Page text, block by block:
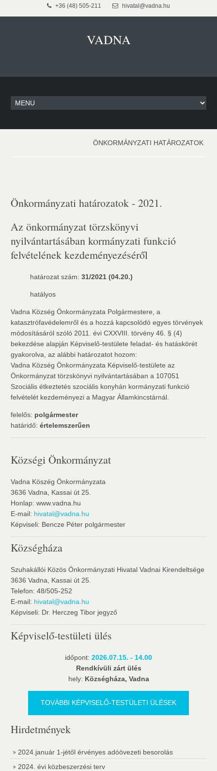
+36 (48) 505-211 hivatal@vadna.hu
VADNA
ÖNKORMÁNYZATI HATÁROZATOK
Önkormányzati határozatok - 2021.
Az önkormányzat törzskönyvi
nyilvántartásában kormányzati funkció
felvételének kezdeményezéséről
határozat szám:31/2021 (04.20.)
hatályos
Vadna Község Önkormányzata Polgármestere, a
katasztrófavédelemről és a hozzá kapcsolódó egyes törvények
módosításáról szóló 2011. évi CXXVIII. törvény 46. § (4)
bekezdése alapján Képviselő-testülete feladat- és hatáskörét
gyakorolva, az alábbi határozatot hozom:
Vadna Község Önkormányzata Képviselő-testülete az
Önkormányzat törzskönyvi nyilvántartásában a 107051
Szociális étkeztetés szociális konyhán kormányzati funkció
felvételét kezdeményezi a Magyar Államkincstárnál.
felelős: polgármester
határidő:értelemszerűen
Községi Önkormányzat
Vadna Köszég Önkormányzata
3636 Vadna, Kassai út 25.
Honlap: www.vadna.hu
E-mail: hivatal@vadna.hu
Képviseli: Bencze Péter polgármester
Községháza
Szuhakállói Közös Önkormányzati Hivatal Vadnai Kirendeltsége
3636 Vadna, Kassai út 25.
Telefon: 48/505-252
E-mail: hivatal@vadna.hu
Képviseli: Dr. Herczeg Tibor jegyző
Képviselő-testületi ülés
időpont: 2026.07.15. - 14.00
Rendkívüli zárt ülés
hely: Községháza, Vadna
TOVÁBBI KÉPVISELŐ-TESTÜLETI ÜLÉSEK
Hirdetmények
2024.január 1-jétől érvényes adóövezeti besorolás
2024. évi közbeszerzési terv